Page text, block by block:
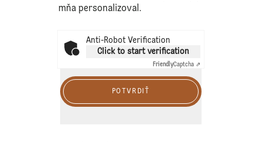
mňa personalizoval.
Anti-Robot Verification
Click to start verification
FriendlyCaptcha ⇗
POTVRDIŤ